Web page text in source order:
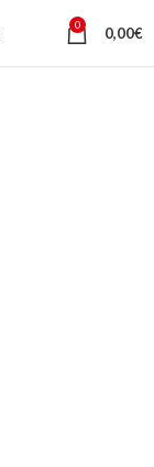
0 0,00€